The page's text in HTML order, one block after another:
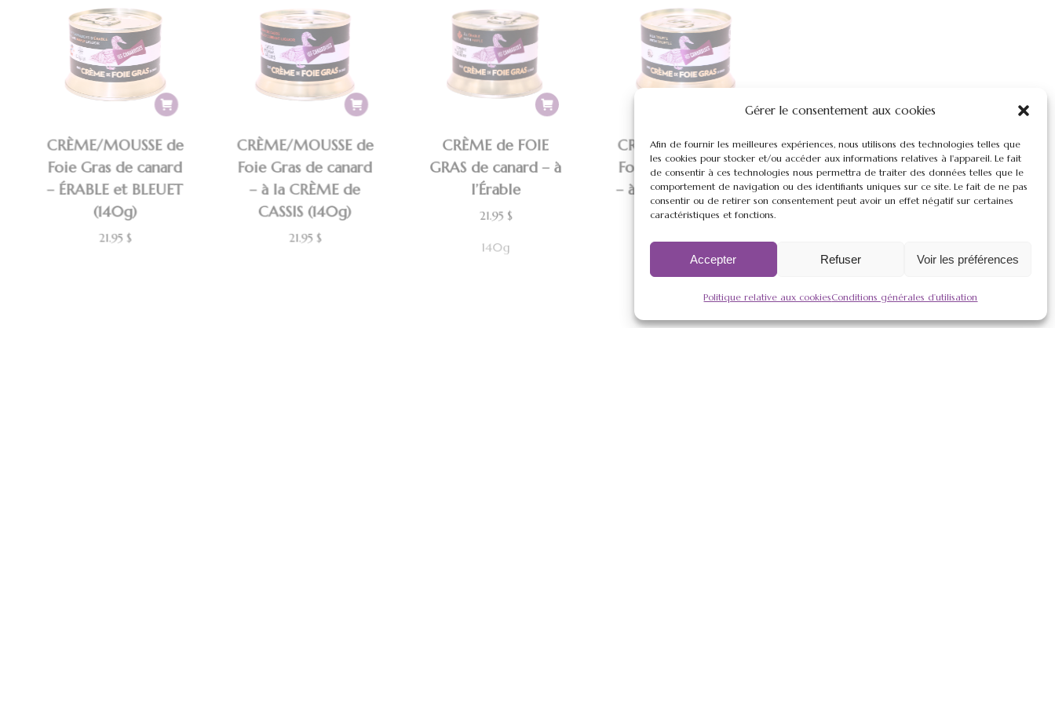
Gérer le consentement aux cookies
Afin de fournir les meilleures expériences, nous utilisons des technologies telles que
les cookies pour stocker et/ou accéder aux informations relatives à l'appareil. Le fait
de consentir à ces technologies nous permettra de traiter des données telles que le
comportement de navigation ou des identifiants uniques sur ce site. Le fait de ne pas
consentir ou de retirer son consentement peut avoir un effet négatif sur certaines
caractéristiques et fonctions.
Accepter Refuser Voir les préférences
Politique relative aux cookiesConditions générales d’utilisation
CRÈME/MOUSSE de
Foie Gras de canard
– ÉRABLE et BLEUET
(140g)
21.95 $
CRÈME/MOUSSE de
Foie Gras de canard
– à la CRÈME de
CASSIS (140g)
21.95 $
CRÈME de FOIE
GRAS de canard – à
l’Érable
21.95 $
140g
CRÈME/MOUSSE de
Foie Gras de canard
– à la TRUFFE (140g)
21.95$